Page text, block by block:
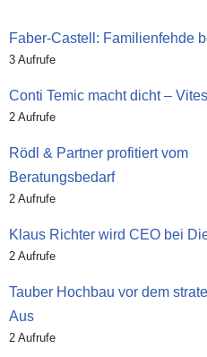
Faber-Castell: Familienfehde
3 Aufrufe
Conti Temic macht dicht –
2 Aufrufe
Rödl & Partner profitiert vom
Beratungsbedarf
2 Aufrufe
Klaus Richter wird CEO bei
2 Aufrufe
Tauber Hochbau vor dem
Aus
2 Aufrufe